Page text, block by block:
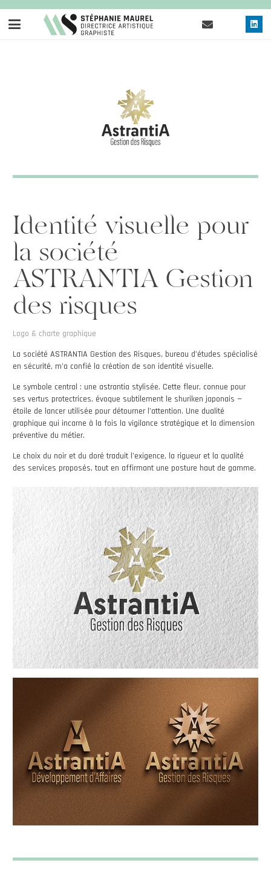
Identité visuelle pour
la société
ASTRANTIA Gestion
des risques
Logo & charte graphique
La société ASTRANTIA Gestion des Risques, bureau d’études spécialisé
en sécurité, m’a confié la création de son identité visuelle.
Le symbole central : une astrantia stylisée. Cette fleur, connue pour
ses vertus protectrices, évoque subtilement le shuriken japonais —
étoile de lancer utilisée pour détourner l’attention. Une dualité
graphique qui incarne à la fois la vigilance stratégique et la dimension
préventive du métier.
Le choix du noir et du doré traduit l’exigence, la rigueur et la qualité
des services proposés, tout en affirmant une posture haut de gamme.